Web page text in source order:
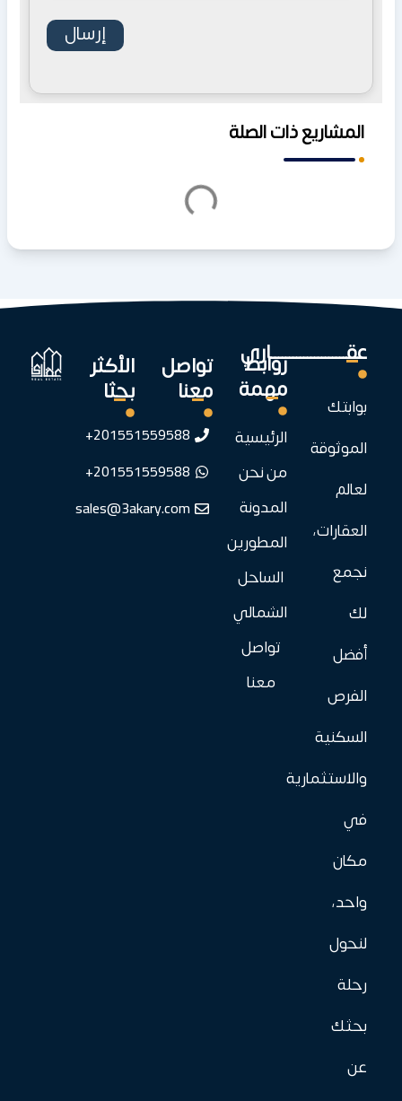
المشاريع ذات الصلة
عقـــــــــــــــــــــاري
بوابتك
الموثوقة
لعالم
العقارات،
نجمع
لك
أفضل
الفرص
السكنية
والاستثمارية
في
مكان
واحد،
لنحول
رحلة
بحثك
عن
روابط
مهمة
الرئيسية
من نحن
المدونة
المطورين
الساحل
الشمالي
تواصل
معنا
تواصل
معنا
201551559588+
201551559588+
sales@3akary.com
الأكثر
بحثا